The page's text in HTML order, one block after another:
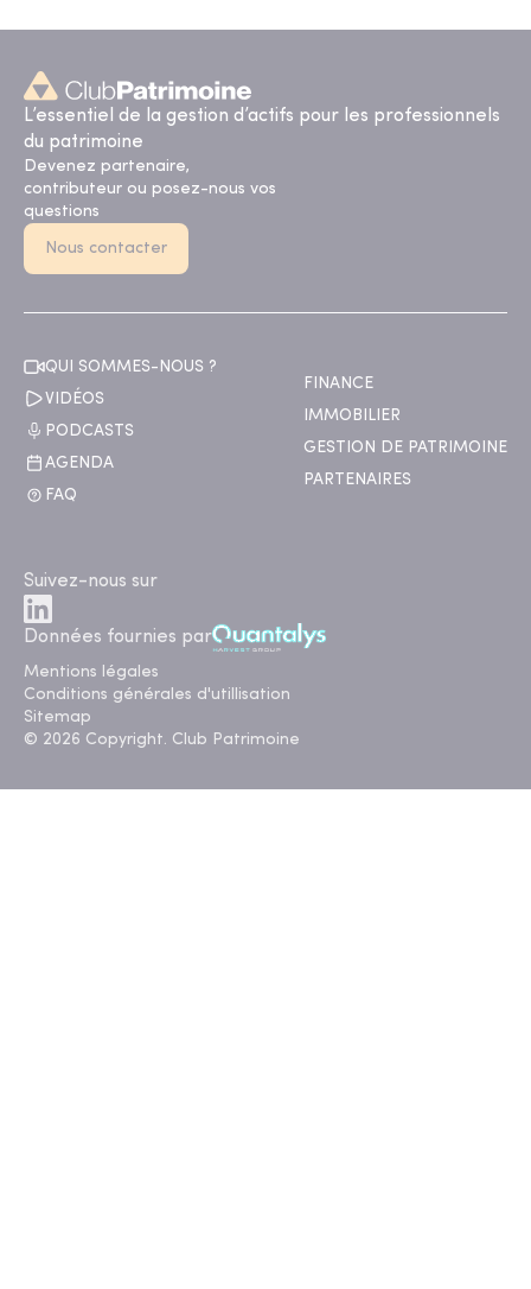
L’essentiel de la gestion d’actifs pour les professionnels
du patrimoine
Devenez partenaire,
contributeur ou posez-nous vos
questions
Nous contacter
QUI SOMMES-NOUS ?
VIDÉOS
PODCASTS
AGENDA
FAQ
FINANCE
IMMOBILIER
GESTION DE PATRIMOINE
PARTENAIRES
Suivez-nous sur
Données fournies par
Mentions légales
Conditions générales d'utillisation
Sitemap
© 2026 Copyright. Club Patrimoine